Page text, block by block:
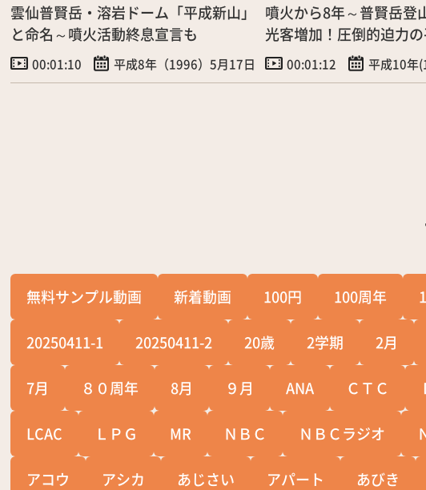
雲仙普賢岳・溶岩ドーム「平成新山」
と命名～噴火活動終息宣言も
00:01:10 平成8年（1996）5月17日
噴火から8年～普賢岳登
光客増加！圧倒的迫力
00:01:12 平成10年
無料サンプル動画 新着動画 100円 100周年
20250411-1 20250411-2 20歳 2学期 2月
7月 ８０周年 8月 ９月 ANA ＣＴＣ
LCAC ＬＰＧ MR ＮＢＣ ＮＢＣラジオ
アコウ アシカ あじさい アパート あびき